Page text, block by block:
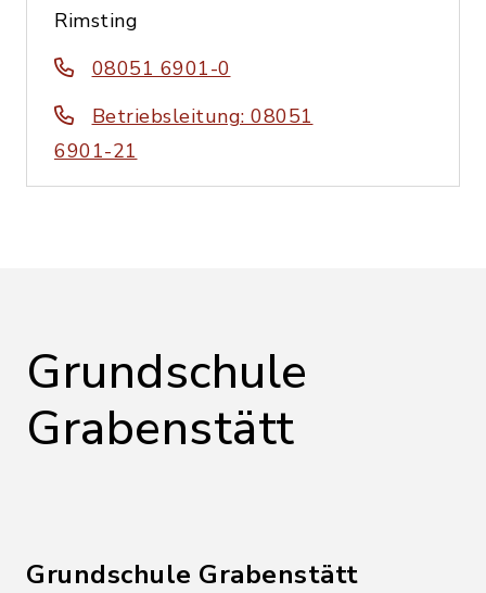
Rimsting
08051 6901-0
Betriebsleitung: 08051
6901-21
Grundschule
Grabenstätt
Grundschule Grabenstätt